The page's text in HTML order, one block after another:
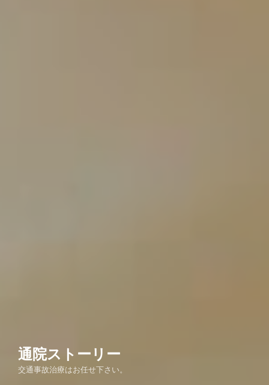
通院ストーリー
交通事故治療はお任せ下さい。